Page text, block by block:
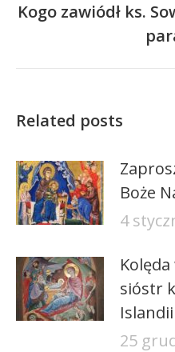
Kogo zawiódł ks.
Related posts
Boże
4
sióstr
Islandii
25